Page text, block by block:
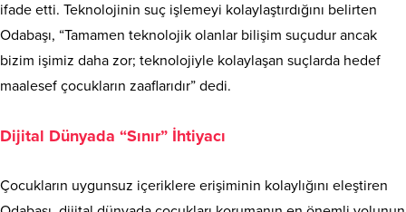
ifade etti. Teknolojinin suç işlemeyi kolaylaştırdığını belirten
Odabaşı, “Tamamen teknolojik olanlar bilişim suçudur ancak
bizim işimiz daha zor; teknolojiyle kolaylaşan suçlarda hedef
maalesef çocukların zaaflarıdır” dedi.
Dijital Dünyada “Sınır” İhtiyacı
Çocukların uygunsuz içeriklere erişiminin kolaylığını eleştiren